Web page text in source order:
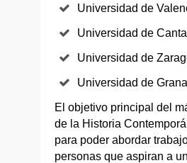
Universidad de
Universidad de
Universidad de
Universidad de
El objetivo principal del
de la Historia
para poder abordar
personas que aspiran a